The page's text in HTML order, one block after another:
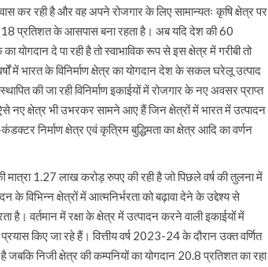
कर रही है और वह अपने रोजगार के लिए सामान्यतः कृषि क्षेत्र पर
18 प्रतिशत के आसपास बना रहता है। अब यदि देश की 60
दे पा रही है तो स्वाभाविक रूप से इस क्षेत्र में गरीबी तो
में भारत के विनिर्माण क्षेत्र का योगदान देश के सकल घरेलू उत्पाद
की जा रही विनिर्माण इकाईयों में रोजगार के नए अवसर प्राप्त
नए क्षेत्र भी उभरकर सामने आए हैं जिन क्षेत्रों में भारत में उत्पादन
निर्माण क्षेत्र एवं कृत्रिम बुद्धिमता का क्षेत्र आदि का वर्णन
मात्रा 1.27 लाख करोड़ रुपए की रही है जो पिछले वर्ष की तुलना में
विभिन्न क्षेत्रों में आत्मनिर्भरता को बढ़ावा देने के उद्देश्य से
है। वर्तमान में रक्षा के क्षेत्र में उत्पादन करने वाली इकाईयों में
किए जा रहे हैं। वित्तीय वर्ष 2023-24 के दौरान उक्त वर्णित
जबकि निजी क्षेत्र की कम्पनियों का योगदान 20.8 प्रतिशत का रहा